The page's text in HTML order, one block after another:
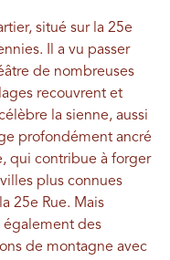
situé sur la 25e
Il a vu passer
de nombreuses
recouvrent et
la sienne, aussi
profondément ancré
qui contribue à forger
plus connues
25e Rue. Mais
également des
de montagne avec